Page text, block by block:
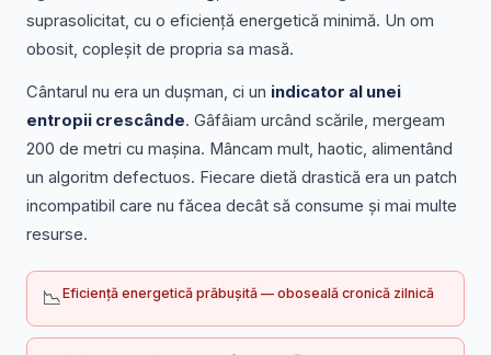
suprasolicitat, cu o eficiență energetică minimă. Un om
obosit, copleșit de propria sa masă.
Cântarul nu era un dușman, ci un indicator al unei
entropii crescânde. Gâfâiam urcând scările, mergeam
200 de metri cu mașina. Mâncam mult, haotic, alimentând
un algoritm defectuos. Fiecare dietă drastică era un patch
incompatibil care nu făcea decât să consume și mai multe
resurse.
📉Eficiență energetică prăbușită — oboseală cronică zilnică